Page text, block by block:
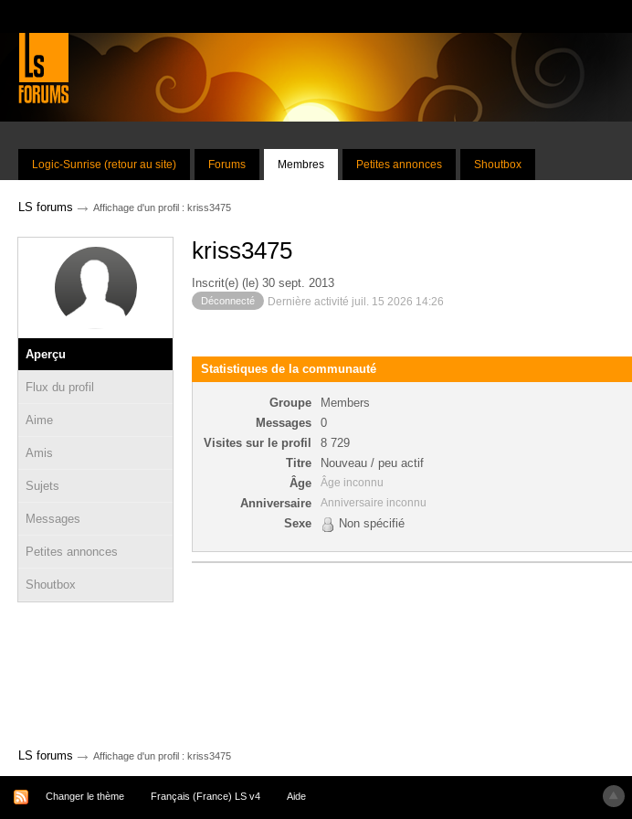
Logic-Sunrise (retour au site) Forums Membres Petites annonces Shoutbox
LS forums → Affichage d'un profil : kriss3475
Aperçu
Flux du profil
Aime
Amis
Sujets
Messages
Petites annonces
Shoutbox
kriss3475
Inscrit(e) (le) 30 sept. 2013
Déconnecté Dernière activité juil. 15 2026 14:26
Statistiques de la communauté
Groupe
Members
Messages
0
Visites sur le profil
8 729
Titre
Nouveau / peu actif
Âge
Âge inconnu
Anniversaire Anniversaire inconnu
Sexe Non spécifié
LS forums → Affichage d'un profil : kriss3475
Changer le thème Français (France) LS v4 Aide